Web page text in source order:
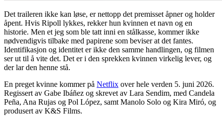
Det traileren ikke kan løse, er nettopp det premisset åpner og holder
åpent. Hvis Ripoll lykkes, rekker hun kvinnen et navn og en
historie. Men et jeg som ble tatt inni en stålkasse, kommer ikke
nødvendigvis tilbake med papirene som beviser at det fantes.
Identifikasjon og identitet er ikke den samme handlingen, og filmen
ser ut til å vite det. Det er i den sprekken kvinnen virkelig lever, og
der lar den henne stå.
En preget kvinne kommer på Netflix over hele verden 5. juni 2026.
Regissert av Gabe Ibáñez og skrevet av Lara Sendim, med Candela
Peña, Ana Rujas og Pol López, samt Manolo Solo og Kira Miró, og
produsert av K&S Films.